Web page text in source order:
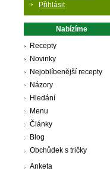
Přihlásit
Nabízíme
Recepty
Novinky
Nejoblíbenější recepty
Názory
Hledání
Menu
Články
Blog
Obchůdek s tričky
Anketa